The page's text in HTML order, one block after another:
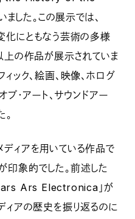
した。この展示では、
にともなう芸術の多様
上の作品が展示されていま
ィック、絵画、映像、ホログ
プ・アート、サウンドアー
。
ディアを用いている作品で
印象的でした。前述した
Ars Electronica」が
ィアの歴史を振り返るのに